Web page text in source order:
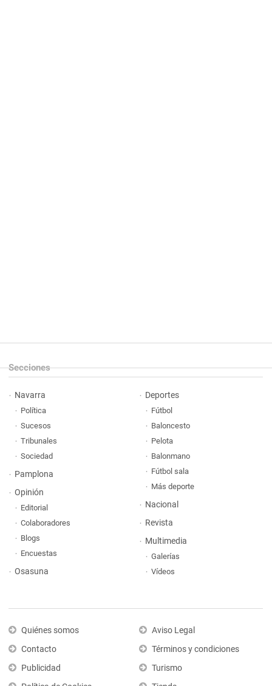
Secciones
Navarra
Política
Sucesos
Tribunales
Sociedad
Pamplona
Opinión
Editorial
Colaboradores
Blogs
Encuestas
Osasuna
Deportes
Fútbol
Baloncesto
Pelota
Balonmano
Fútbol sala
Más deporte
Nacional
Revista
Multimedia
Galerías
Vídeos
Quiénes somos
Contacto
Publicidad
Aviso Legal
Términos y condiciones
Turismo